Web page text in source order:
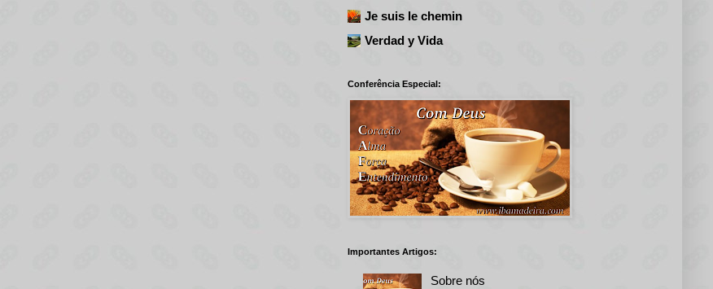
Je suis le chemin
Verdad y Vida
Conferência Especial:
Importantes Artigos:
Sobre nós